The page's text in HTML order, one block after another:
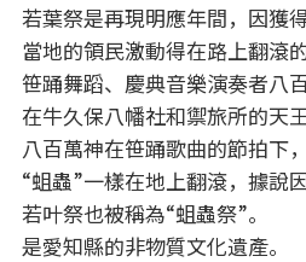
若葉祭是再現明應年間，因獲
當地的領民激動得在路上翻滾
笹踊舞蹈、慶典音樂演奏者八
在牛久保八幡社和禦旅所的天
八百萬神在笹踊歌曲的節拍下
“蛆蟲”一樣在地上翻滾，據說
若叶祭也被稱為“蛆蟲祭”。
是愛知縣的非物質文化遺產。